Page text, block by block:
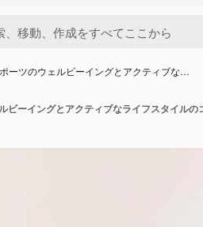
ーツのウェルビーイングとアクティブな…